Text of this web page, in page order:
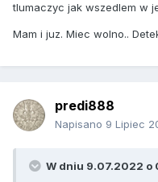
tlumaczyc jak wszedlem w
Mam i juz. Miec wolno..
predi888
Napisano 9 Lipiec
W dniu 9.07.2022 o